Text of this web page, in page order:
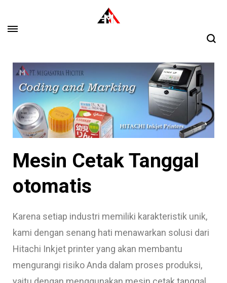
Mesin Cetak Tanggal
otomatis
Karena setiap industri memiliki karakteristik unik,
kami dengan senang hati menawarkan solusi dari
Hitachi Inkjet printer yang akan membantu
mengurangi risiko Anda dalam proses produksi,